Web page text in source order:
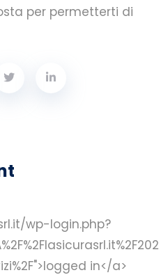
per permetterti di
wp-login.php?
in</a>